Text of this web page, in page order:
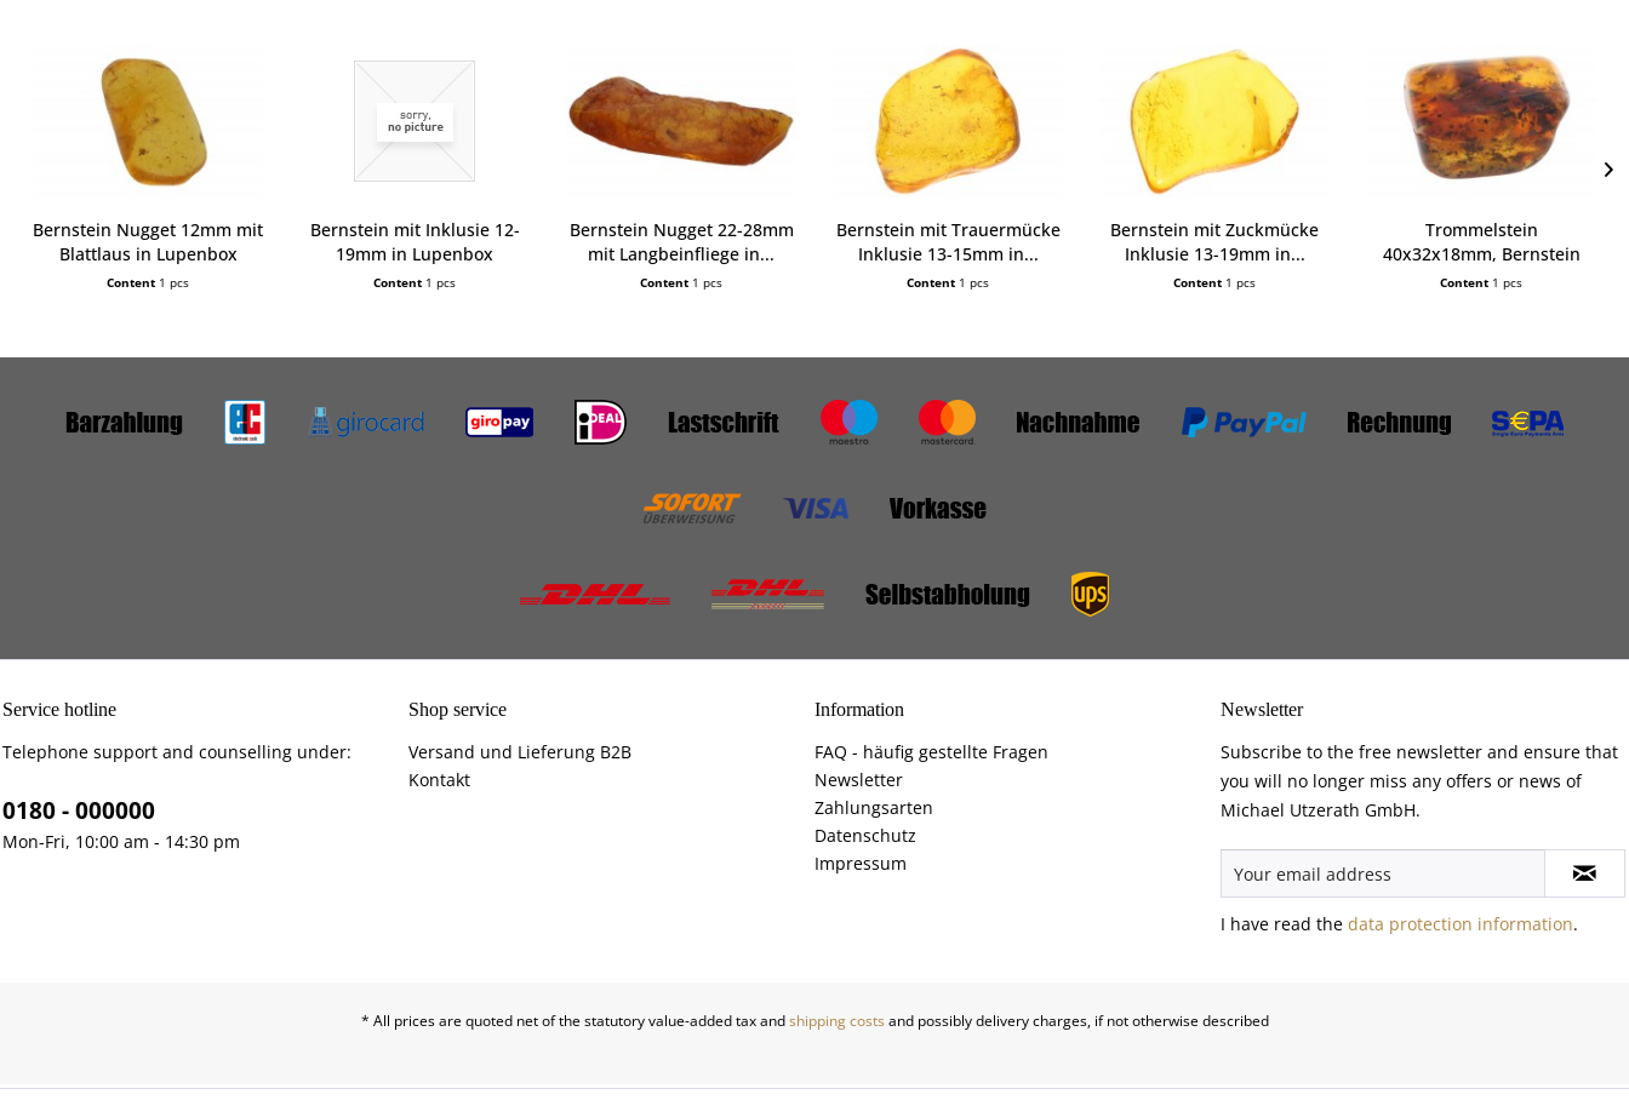
Bernstein Nugget 12mm mit
Blattlaus in Lupenbox
Content 1 pcs
Bernstein mit Inklusie 12-
19mm in Lupenbox
Content 1 pcs
Bernstein Nugget 22-28mm
mit Langbeinfliege in...
Content 1 pcs
Bernstein mit Trauermücke
Inklusie 13-15mm in...
Content 1 pcs
Bernstein mit Zuckmücke
Inklusie 13-19mm in...
Content 1 pcs
Trommelstein
40x32x18mm, Bernstein
cognak
Content 1 pcs
Service hotline
Telephone support and counselling under:
0180 - 000000
Mon-Fri, 10:00 am - 14:30 pm
Shop service
Versand und Lieferung B2B
Kontakt
Information
FAQ - häufig gestellte Fragen
Newsletter
Zahlungsarten
Datenschutz
Impressum
Newsletter
Subscribe to the free newsletter and ensure that
you will no longer miss any offers or news of
Michael Utzerath GmbH.
I have read the data protection information.
* All prices are quoted net of the statutory value-added tax andshipping costs and possibly delivery charges, if not otherwise described